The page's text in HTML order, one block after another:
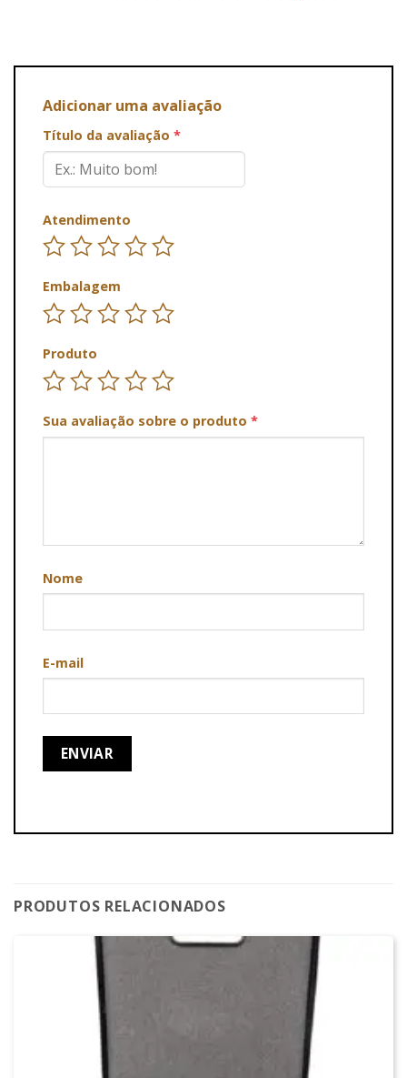
Adicionar uma avaliação
Título da avaliação *
Atendimento
Embalagem
Produto
Sua avaliação sobre o produto *
Nome
E-mail
PRODUTOS RELACIONADOS